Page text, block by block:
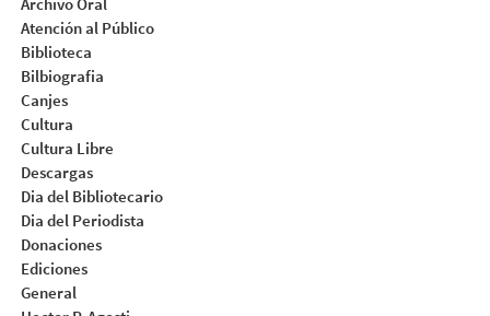
Atención al Público
Biblioteca
Bilbiografia
Canjes
Cultura
Cultura Libre
Descargas
Dia del Bibliotecario
Dia del Periodista
Donaciones
Ediciones
General